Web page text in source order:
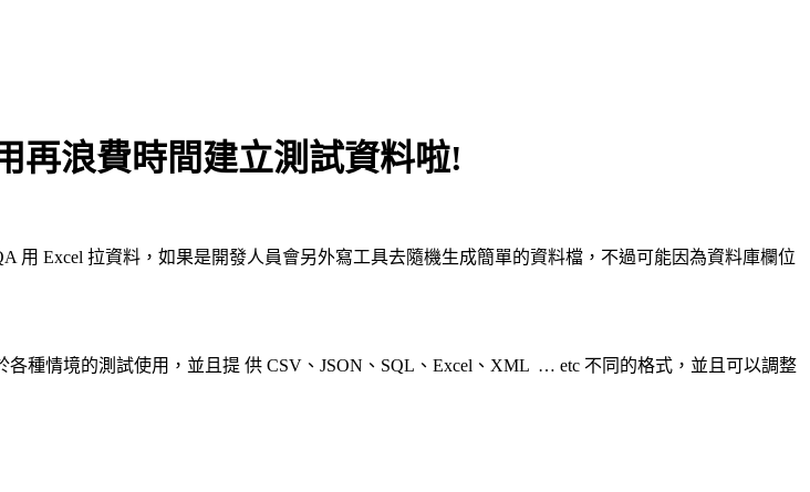
再浪費時間建立測試資料啦!
Excel 拉資料，如果是開發人員會另外寫工具去隨機生成簡單的資料檔，不過可能因為資料庫欄位
種情境的測試使用，並且提 供 CSV、JSON、SQL、Excel、XML … etc 不同的格式，並且可以調整